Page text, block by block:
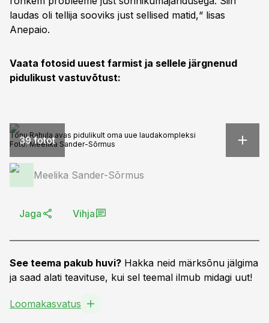
laudas oli tellija sooviks just sellised matid,“ lisas
Anepaio.
Vaata fotosid uuest farmist ja sellele järgnenud
pidulikust vastuvõtust:
39 fotot
Tõnu Rahula avas pidulikult oma uue laudakompleksi
Foto:Meelika Sander-Sõrmus
Meelika Sander-Sõrmus
Jaga Vihja
See teema pakub huvi? Hakka neid märksõnu jälgima
ja saad alati teavituse, kui sel teemal ilmub midagi uut!
Loomakasvatus